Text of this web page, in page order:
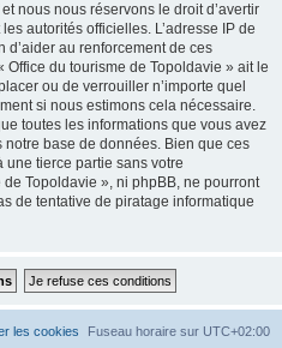
nous nous réservons le droit d’avertir
autorités officielles. L’adresse IP de
d’aider au renforcement de ces
du tourisme de Topoldavie » ait le
ou de verrouiller n’importe quel
si nous estimons cela nécessaire.
toutes les informations que vous avez
base de données. Bien que ces
une tierce partie sans votre
Topoldavie », ni phpBB, ne pourront
de tentative de piratage informatique
Fuseau horaire sur UTC+02:00
les cookies